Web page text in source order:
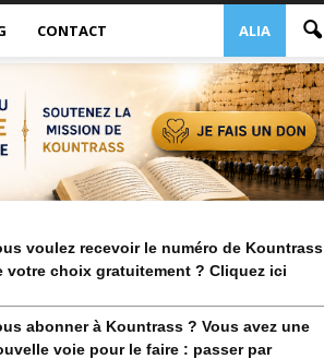
ALIA
CONTACT
voulez recevoir le numéro de Kountrass
votre choix gratuitement ? Cliquez ici
abonner à Kountrass ? Vous avez une
voie pour le faire : passer par